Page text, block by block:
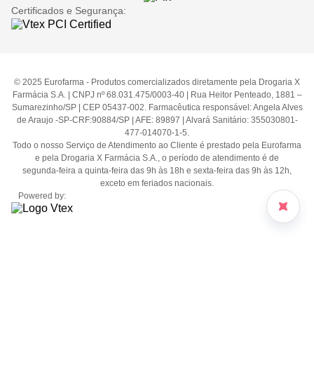
Certificados e Segurança:
© 2025 Eurofarma - Produtos comercializados diretamente pela Drogaria X
Farmácia S.A. | CNPJ nº 68.031.475/0003-40 | Rua Heitor Penteado, 1881 –
Sumarezinho/SP | CEP 05437-002. Farmacêutica responsável: Angela Alves
de Araujo -SP-CRF:90884/SP | AFE: 89897 | Alvará Sanitário: 355030801-
477-014070-1-5.
Todo o nosso Serviço de Atendimento ao Cliente é prestado pela Eurofarma
e pela Drogaria X Farmácia S.A., o período de atendimento é de
segunda-feira a quinta-feira das 9h às 18h e sexta-feira das 9h às 12h,
exceto em feriados nacionais.
Powered by: